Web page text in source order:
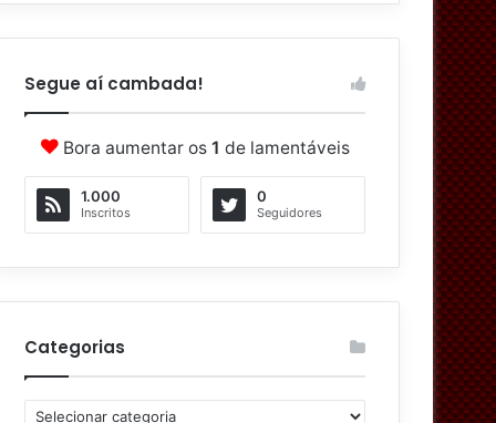
Segue aí cambada!
Bora aumentar os 1 de lamentáveis
1.000
Inscritos
0
Seguidores
Categorias